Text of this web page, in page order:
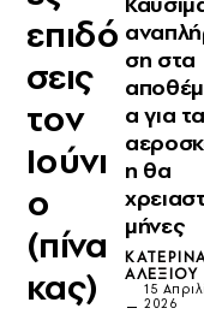
επιδό
σεις
τον
Ιούνι
ο
(πίνα
κας)
ση στα
α για τα
η θα
μήνες
ΑΛΕΞΊΟΥ
15
2026